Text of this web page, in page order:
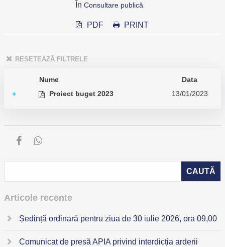
În Consultare publică
PDF PRINT
RESETEAZĂ FILTRELE
Nume
Data
+
Proiect buget 2023 13/01/2023
Articole recente
Ședință ordinară pentru ziua de 30 iulie 2026, ora 09,00
Comunicat de presă APIA privind interdicția arderii